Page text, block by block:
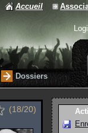
Accueil
Dossiers
(18/20)